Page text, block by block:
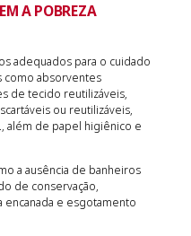
A POBREZA
adequados para o cuidado
como absorventes
de tecido reutilizáveis,
ou reutilizáveis,
além de papel higiênico e
a ausência de banheiros
de conservação,
encanada e esgotamento